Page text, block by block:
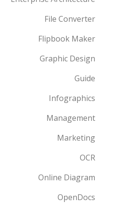
File Converter
Flipbook Maker
Graphic Design
Guide
Infographics
Management
Marketing
OCR
Online Diagram
OpenDocs